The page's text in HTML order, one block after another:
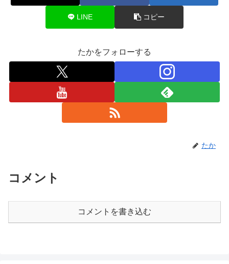
LINE コピー
たかをフォローする
たか
コメント
コメントを書き込む